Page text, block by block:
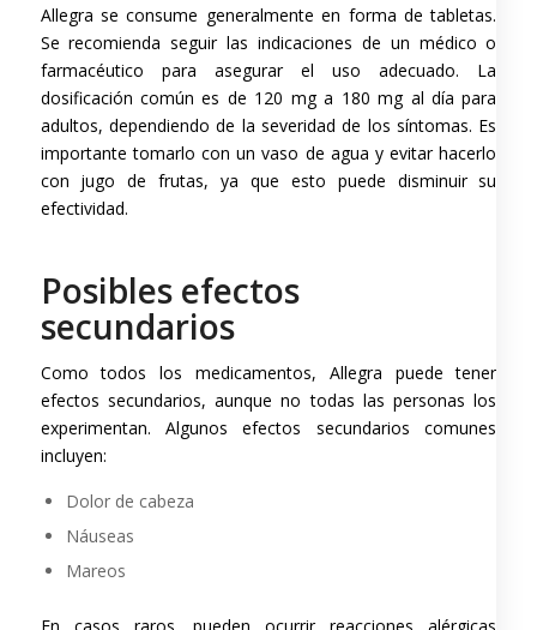
Allegra se consume generalmente en forma de tabletas.
Se recomienda seguir las indicaciones de un médico o
farmacéutico para asegurar el uso adecuado. La
dosificación común es de 120 mg a 180 mg al día para
adultos, dependiendo de la severidad de los síntomas. Es
importante tomarlo con un vaso de agua y evitar hacerlo
con jugo de frutas, ya que esto puede disminuir su
efectividad.
Posibles efectos
secundarios
Como todos los medicamentos, Allegra puede tener
efectos secundarios, aunque no todas las personas los
experimentan. Algunos efectos secundarios comunes
incluyen:
Dolor de cabeza
Náuseas
Mareos